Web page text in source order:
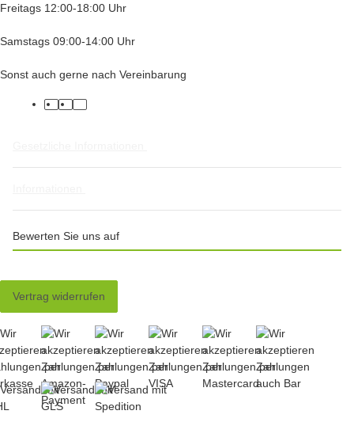
Freitags 12:00-18:00 Uhr
Samstags 09:00-14:00 Uhr
Sonst auch gerne nach Vereinbarung
facebook
twitterinstagram
Bewerten Sie uns auf
Vertrag widerrufen